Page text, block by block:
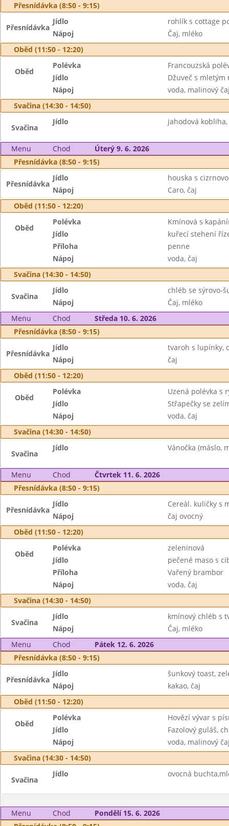
Přesnídávka (8:50 - 9:15)
Přesnídávka
Jídlo
rohlík s cottage
Nápoj
Čaj, mléko
Oběd (11:50 - 12:20)
Oběd
Polévka
Francouzská
Jídlo
Džuveč s mletým
Nápoj
voda, malinový
Svačina (14:30 - 14:50)
Svačina
Jídlo jahodová
Menu Chod
Úterý 9. 6. 2026
Přesnídávka (8:50 - 9:15)
Přesnídávka
Jídlo
houska s
Nápoj
Caro, čaj
Oběd (11:50 - 12:20)
Oběd
Polévka
Kmínová s
Jídlo
kuřecí stehení
Příloha
penne
Nápoj
voda, čaj
Svačina (14:30 - 14:50)
Svačina
Jídlo
chléb se sýrovo-
Nápoj
Čaj, mléko
Menu
Chod
Středa 10. 6. 2026
Přesnídávka (8:50 - 9:15)
Přesnídávka
Jídlo
tvaroh s lupínky,
Nápoj
čaj
Oběd (11:50 - 12:20)
Oběd
Polévka
Uzená polévka s
Jídlo
Střapečky se
Nápoj
voda, čaj
Svačina (14:30 - 14:50)
Svačina
Jídlo Vánočka (máslo,
Menu Chod
Čtvrtek 11. 6. 2026
Přesnídávka (8:50 - 9:15)
Přesnídávka
Jídlo
Cereál. kuličky s
Nápoj
čaj ovocný
Oběd (11:50 - 12:20)
Oběd
Polévka
zeleninová
Jídlo
pečené maso s
Příloha
Vařený brambor
Nápoj
voda, čaj
Svačina (14:30 - 14:50)
Svačina
Jídlo
kmínový chléb s
Nápoj
Čaj, mléko
Menu
Chod
Pátek 12. 6. 2026
Přesnídávka (8:50 - 9:15)
Přesnídávka
Jídlo
šunkový toast,
Nápoj
kakao, čaj
Oběd (11:50 - 12:20)
Oběd
Polévka
Hovězí vývar s
Jídlo
Fazolový guláš,
Nápoj
voda, malinový
Svačina (14:30 - 14:50)
Svačina
Jídlo ovocná
Menu Chod
Pondělí 15. 6. 2026